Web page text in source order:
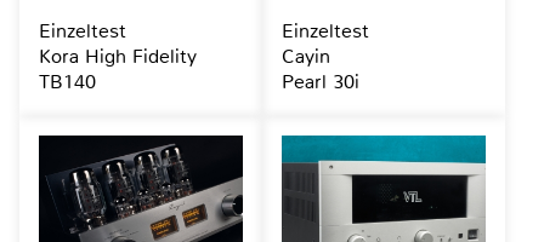
Einzeltest
Kora High Fidelity
TB140
Einzeltest
Cayin
Pearl 30i